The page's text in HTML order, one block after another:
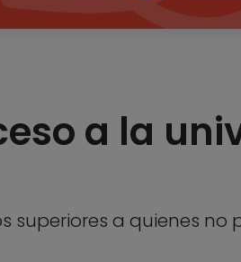
a la
superiores a quienes